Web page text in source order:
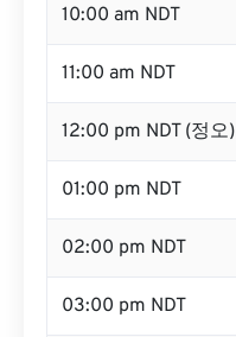
10:00 am NDT
11:00 am NDT
12:00 pm NDT (정오)
01:00 pm NDT
02:00 pm NDT
03:00 pm NDT